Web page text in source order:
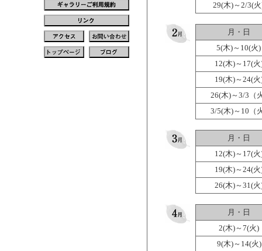
29(木)～2/3(
月・日
5(木)～10(火)
12(木)～17(火
19(木)～24(火
26(木)～3/3（
3/5(木)～10（
月・日
12(木)～17(火
19(木)～24(火
26(木)～31(火
月・日
2(木)～7(火)
9(木)～14(火)